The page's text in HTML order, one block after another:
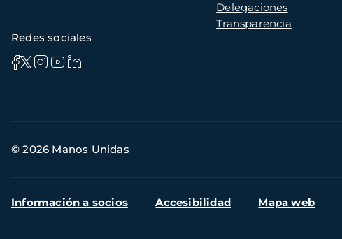
Delegaciones
Transparencia
Redes sociales
de
© 2026 Manos Unidas
Menú
Información a socios Accesibilidad Mapa web